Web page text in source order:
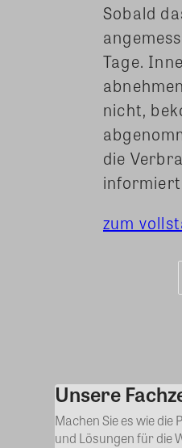
Sobald
Tage.
nicht,
die
zum
Unsere
Machen Sie es wie
und Lösungen für die